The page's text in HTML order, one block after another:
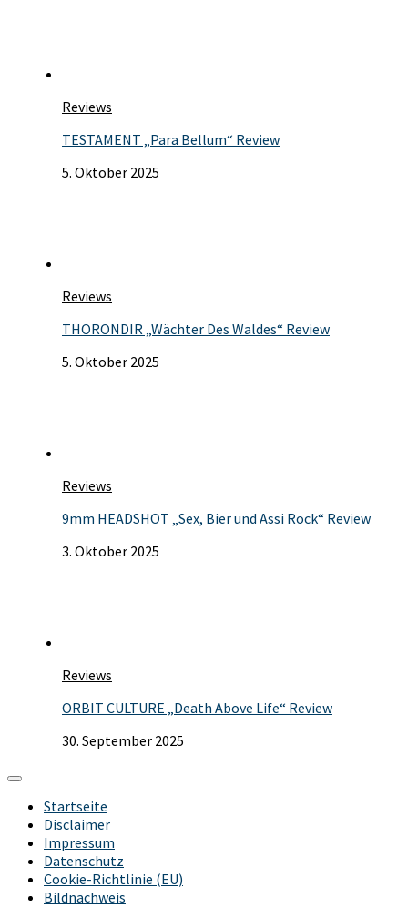
Reviews
TESTAMENT „Para Bellum“ Review
5. Oktober 2025
Reviews
THORONDIR „Wächter Des Waldes“ Review
5. Oktober 2025
Reviews
9mm HEADSHOT „Sex, Bier und Assi Rock“ Review
3. Oktober 2025
Reviews
ORBIT CULTURE „Death Above Life“ Review
30. September 2025
Startseite
Disclaimer
Impressum
Datenschutz
Cookie-Richtlinie (EU)
Bildnachweis